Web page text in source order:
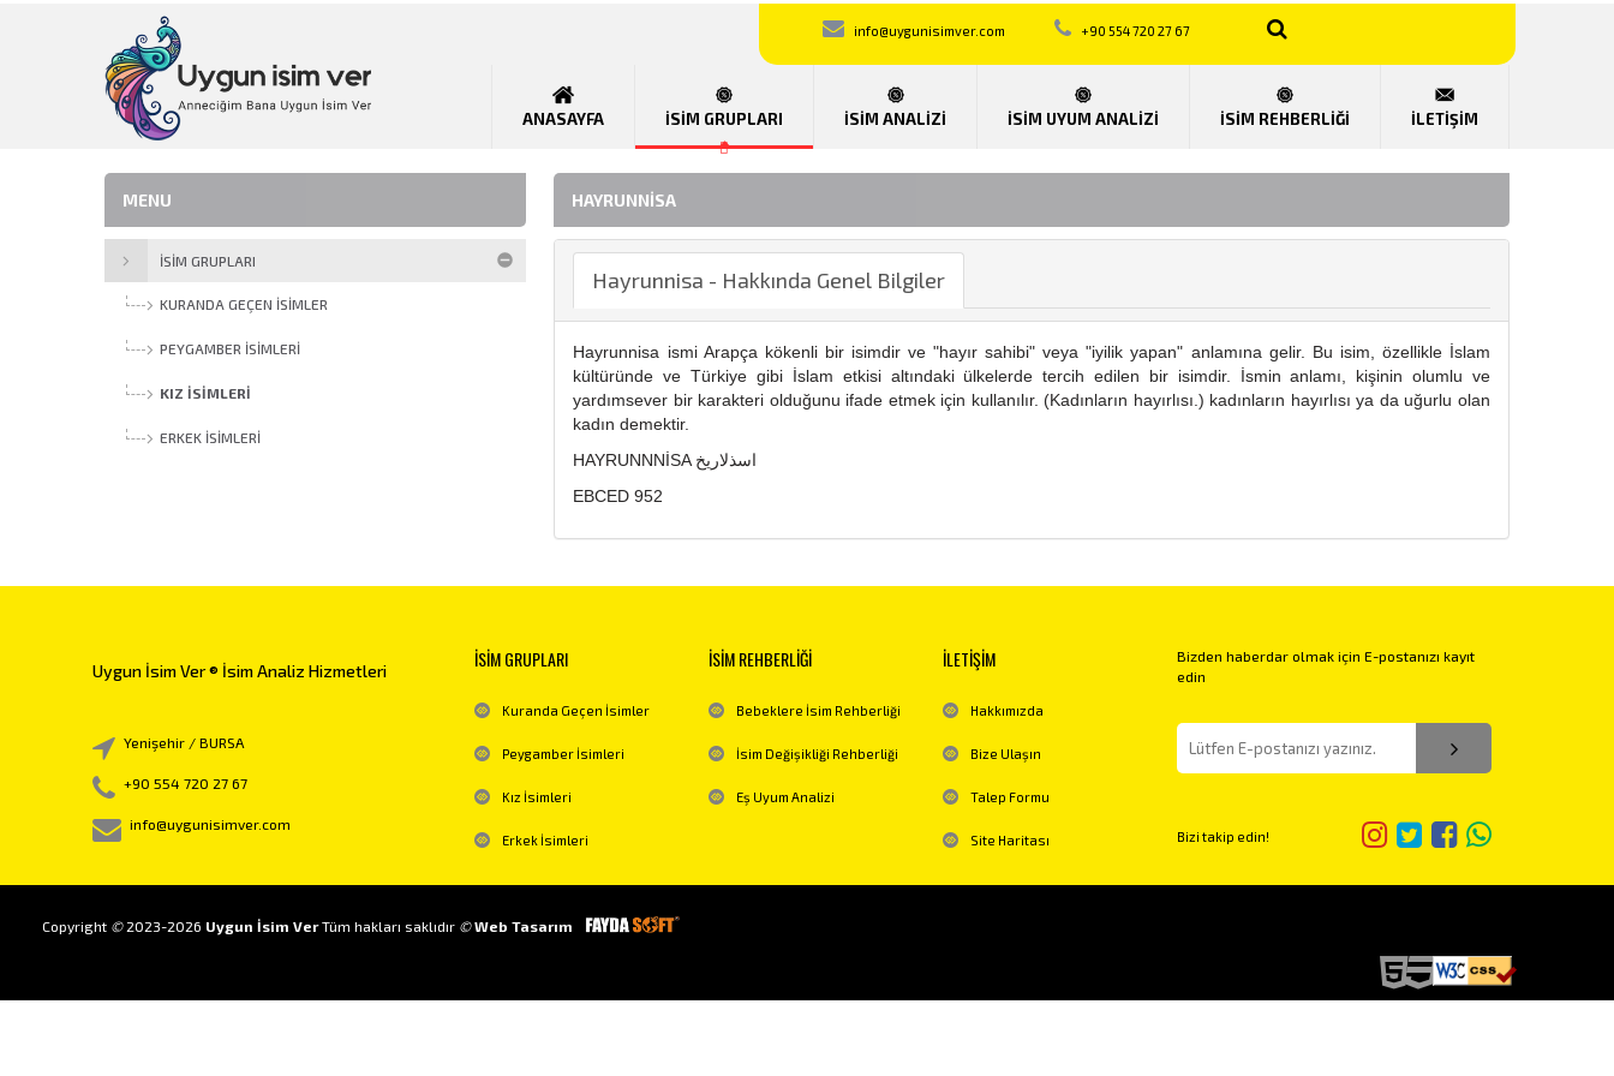
info@uygunisimver.com +90 554 720 27 67
ANASAYFA İSİM GRUPLARI İSİM ANALİZİ İSİM UYUM ANALİZİ İSİM REHBERLİĞİ İLETİŞİM
HAYRUNNISA
Hayrunnisa - Hakkında Genel Bilgiler
Hayrunnisa ismi Arapça kökenli bir isimdir ve "hayır sahibi" veya "iyilik yapan" anlamına gelir. Bu isim, özellikle İslam
kültüründe ve Türkiye gibi İslam etkisi altındaki ülkelerde tercih edilen bir isimdir. İsmin anlamı, kişinin olumlu ve
yardımsever bir karakteri olduğunu ifade etmek için kullanılır. (Kadınların hayırlısı.) kadınların hayırlısı ya da uğurlu olan
kadın demektir.
HAYRUNNNİSA اسذلاريخ
EBCED 952
MENU
İSİM GRUPLARI
KURANDA GEÇEN İSIMLER
PEYGAMBER İSIMLERI
KIZ İSIMLERI
ERKEK İSIMLERI
Uygun İsim Ver ® İsim Analiz Hizmetleri
Yenişehir / BURSA
+90 554 720 27 67
info@uygunisimver.com
İSİM GRUPLARI
Kuranda Geçen İsimler
Peygamber İsimleri
Kız İsimleri
Erkek İsimleri
İSİM REHBERLİĞİ
Bebeklere İsim Rehberliği
İsim Değişikliği Rehberliği
Eş Uyum Analizi
İLETİŞİM
Hakkımızda
Bize Ulaşın
Talep Formu
Site Haritası
Bizden haberdar olmak için E-postanızı kayıt
edin
Bizi takip edin!
Copyright ©2023-2026 Uygun İsim VerTüm hakları saklıdır © Web Tasarım